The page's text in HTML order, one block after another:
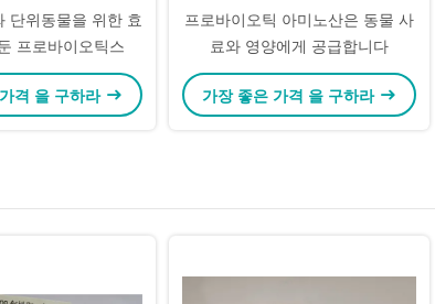
단위동물을 위한 효
프로바이오틱스
격 을 구하라
프로바이오틱 아미노산은 동물 사
료와 영양에게 공급합니다
가장 좋은 가격 을 구하라